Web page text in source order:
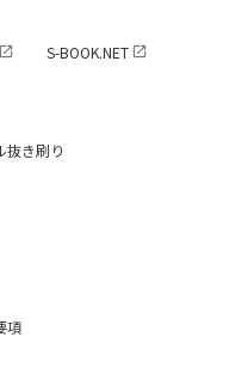
S-BOOK.NET
抜き刷り
項